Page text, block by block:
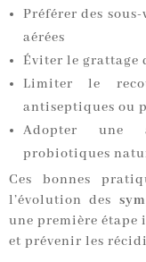
Préférer des
aérées
Éviter le
Limiter le
antiseptiques ou
Adopter une
probiotiques
Ces bonnes
l’évolution des
une première étape
et prévenir les